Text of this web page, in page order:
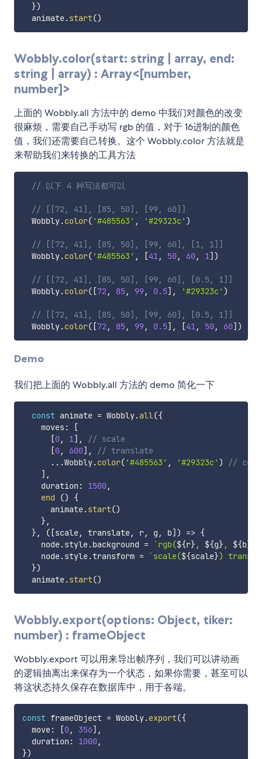
})
  animate
.start()
Wobbly.color(start: string | array, end:
string | array) : Array<[number,
number]>
上面的 Wobbly.all 方法中的 demo 中我们对颜色的改变
很麻烦，需要自己手动写 rgb 的值，对于 16进制的颜色
值，我们还需要自己转换。这个 Wobbly.color 方法就是
来帮助我们来转换的工具方法
// 以下 4 种写法都可以
// [[72, 41], [85, 50], [99, 60]]
  Wobbly
.color( '#485563' , '#29323c' )
// [[72, 41], [85, 50], [99, 60], [1, 1]]
  Wobbly
.color( '#485563' , [41, 50, 60, 1] )
// [[72, 41], [85, 50], [99, 60], [0.5, 1]]
  Wobbly
.color( [72, 85, 99, 0.5] , '#29323c' )
// [[72, 41], [85, 50], [99, 60], [0.5, 1]]
  Wobbly
.color( [72, 85, 99, 0.5] , [41, 50, 60] )
Demo
我们把上面的 Wobbly.all 方法的 demo 简化一下
const animate = Wobbly.all({
    moves
:
[
[0, 1] ,
// scale
[0, 600] ,
// translate
...Wobbly.color( '#485563' , '#29323c' )
//
] ,
    duration
: 1500,
end
()
{
      animate
.start()
},
}, ( [scale, translate, r, g , b] ) => {
    node
.style.background = `rgb(${r}, ${g}, ${b}
    node
.style.transform = `scale(${scale})
})
  animate
.start()
Wobbly.export(options: Object, tiker:
number) : frameObject
Wobbly.export 可以用来导出帧序列，我们可以讲动画
的逻辑抽离出来保存为一个状态，如果你需要，甚至可以
将这状态持久保存在数据库中，用于各端。
const frameObject = Wobbly.export({
  move
: [0, 356] ,
  duration
: 1000,
})